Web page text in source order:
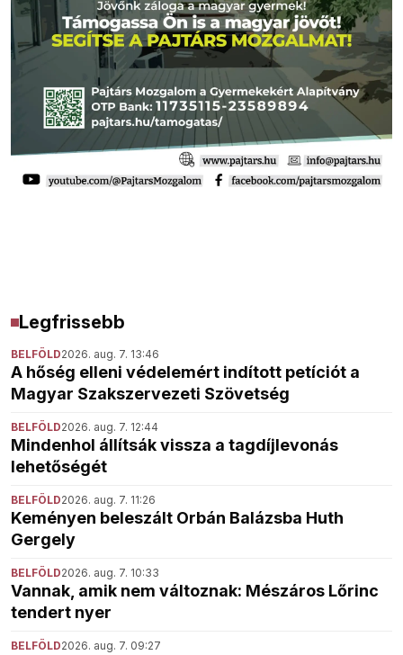
Legfrissebb
BELFÖLD2026. aug. 7. 13:46
A hőség elleni védelemért indított petíciót a
Magyar Szakszervezeti Szövetség
BELFÖLD2026. aug. 7. 12:44
Mindenhol állítsák vissza a tagdíjlevonás
lehetőségét
BELFÖLD2026. aug. 7. 11:26
Keményen beleszált Orbán Balázsba Huth
Gergely
BELFÖLD2026. aug. 7. 10:33
Vannak, amik nem változnak: Mészáros Lőrinc
tendert nyer
BELFÖLD2026. aug. 7. 09:27